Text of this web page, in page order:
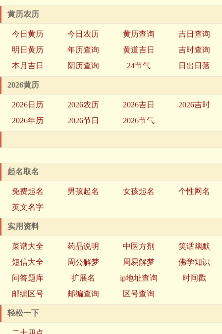
黄历农历
今日黄历 今日农历 黄历查询
吉日查询
明日黄历
年历查询 黄道吉日
吉时查询
本月吉日
阴历查询 24节气 日出日落
2026黄历
2026日历 2026农历 2026吉日
2026吉时
2026年历
2026节日 2026节气
起名取名
免费起名 男孩起名 女孩起名
个性网名
英文名字
实用资料
菜谱大全 药品说明 中医方剂
笑话幽默
短信大全
周公解梦 周易解梦
佛学知识
问答题库
扩展名 ip地址查询
时间戳
邮编区号
邮编查询 区号查询
轻松一下